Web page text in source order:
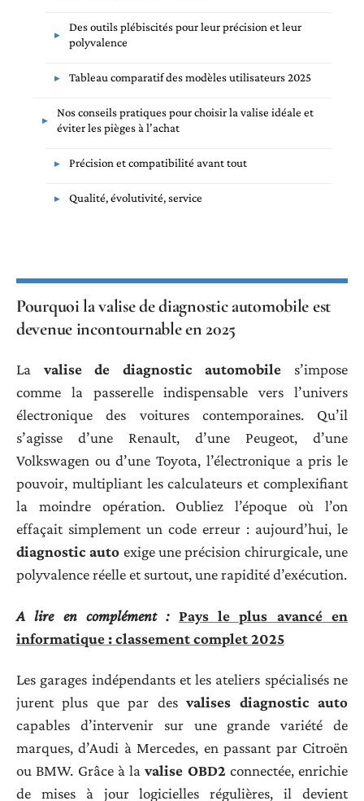
Des outils plébiscités pour leur précision et leur
polyvalence
Tableau comparatif des modèles utilisateurs 2025
Nos conseils pratiques pour choisir la valise idéale et
éviter les pièges à l’achat
Précision et compatibilité avant tout
Qualité, évolutivité, service
Pourquoi la valise de diagnostic automobile est
devenue incontournable en 2025
La valise de diagnostic automobile s’impose
comme la passerelle indispensable vers l’univers
électronique des voitures contemporaines. Qu’il
s’agisse d’une Renault, d’une Peugeot, d’une
Volkswagen ou d’une Toyota, l’électronique a pris le
pouvoir, multipliant les calculateurs et complexifiant
la moindre opération. Oubliez l’époque où l’on
effaçait simplement un code erreur : aujourd’hui, le
diagnostic auto exige une précision chirurgicale, une
polyvalence réelle et surtout, une rapidité d’exécution.
A lire en complément : Pays le plus avancé en
informatique : classement complet 2025
Les garages indépendants et les ateliers spécialisés ne
jurent plus que par desvalises diagnostic auto
capables d’intervenir sur une grande variété de
marques, d’Audi à Mercedes, en passant par Citroën
ou BMW. Grâce à lavalise OBD2 connectée, enrichie
de mises à jour logicielles régulières, il devient